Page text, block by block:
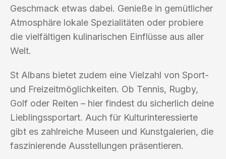
Geschmack etwas dabei. Genieße in gemütlicher
Atmosphäre lokale Spezialitäten oder probiere
die vielfältigen kulinarischen Einflüsse aus aller
Welt.
St Albans bietet zudem eine Vielzahl von Sport-
und Freizeitmöglichkeiten. Ob Tennis, Rugby,
Golf oder Reiten – hier findest du sicherlich deine
Lieblingssportart. Auch für Kulturinteressierte
gibt es zahlreiche Museen und Kunstgalerien, die
faszinierende Ausstellungen präsentieren.